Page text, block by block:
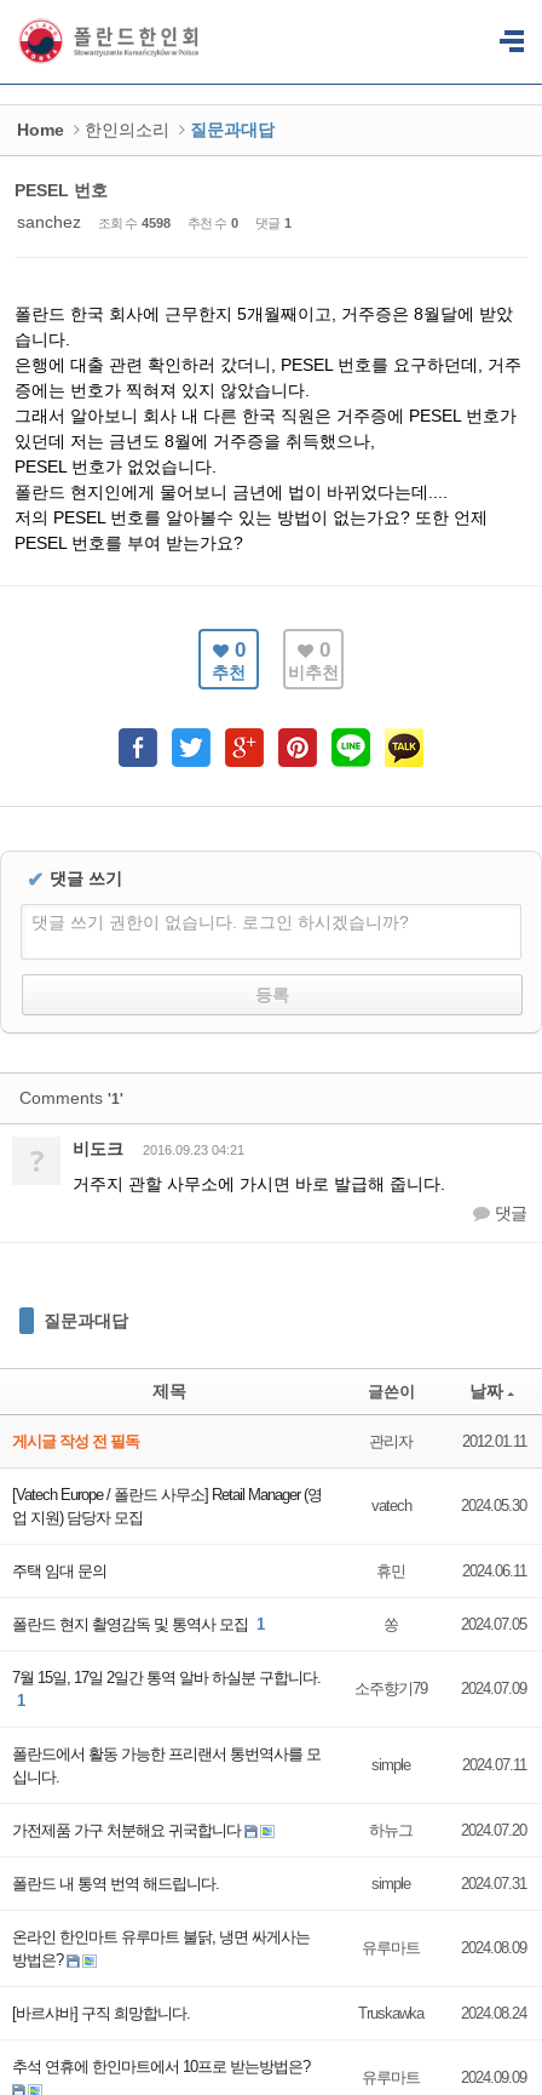
Home 한인의소리 질문과대답
PESEL 번호
sanchez
조회 수 4598 추천 수 0 댓글 1
폴란드 한국 회사에 근무한지 5개월째이고, 거주증은 8월달에 받았
습니다.
은행에 대출 관련 확인하러 갔더니, PESEL 번호를 요구하던데, 거주
증에는 번호가 찍혀져 있지 않았습니다.
그래서 알아보니 회사 내 다른 한국 직원은 거주증에 PESEL 번호가
있던데 저는 금년도 8월에 거주증을 취득했으나,
PESEL 번호가 없었습니다.
폴란드 현지인에게 물어보니 금년에 법이 바뀌었다는데....
저의 PESEL 번호를 알아볼수 있는 방법이 없는가요? 또한 언제
PESEL 번호를 부여 받는가요?
0
추천
0
비추천
✔ 댓글 쓰기
댓글 쓰기 권한이 없습니다. 로그인 하시겠습니까?
Comments '1'
? 비도크 2016.09.23 04:21
거주지 관할 사무소에 가시면 바로 발급해 줍니다.
댓글
질문과대답
제목 글쓴이 날짜
게시글 작성 전 필독 관리자 2012.01.11
[Vatech Europe / 폴란드 사무소] Retail Manager (영
업 지원) 담당자 모집
vatech 2024.05.30
주택 임대 문의 휴민 2024.06.11
폴란드 현지 촬영감독 및 통역사 모집 1 쏭 2024.07.05
7월 15일, 17일 2일간 통역 알바 하실분 구합니다.
1
소주향기79 2024.07.09
폴란드에서 활동 가능한 프리랜서 통번역사를 모
십니다.
simple 2024.07.11
가전제품 가구 처분해요 귀국합니다 하뉴그 2024.07.20
폴란드 내 통역 번역 해드립니다. simple 2024.07.31
온라인 한인마트 유루마트 불닭, 냉면 싸게사는
방법은?
유루마트 2024.08.09
[바르샤바] 구직 희망합니다. Truskawka 2024.08.24
추석 연휴에 한인마트에서 10프로 받는방법은?
유루마트 2024.09.09